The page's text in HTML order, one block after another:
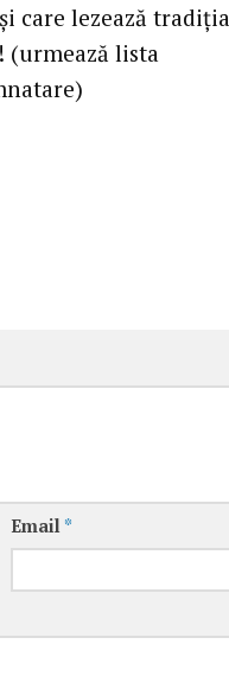
care lezează tradiţia
(urmează lista
Email *